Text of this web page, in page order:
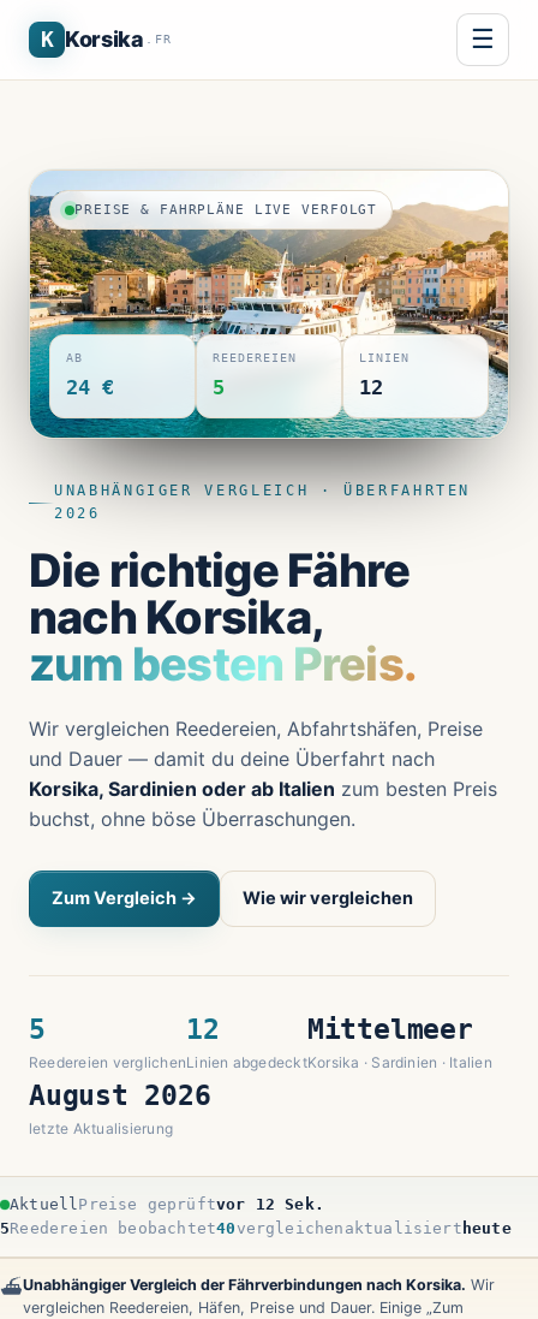
K Korsika .FR ☰
UNABHÄNGIGER VERGLEICH · ÜBERFAHRTEN
2026
Die richtige Fähre
nach Korsika,
zum besten Preis.
Wir vergleichen Reedereien, Abfahrtshäfen, Preise
und Dauer — damit du deine Überfahrt nach
Korsika, Sardinien oder ab Italien zum besten Preis
buchst, ohne böse Überraschungen.
Zum Vergleich → Wie wir vergleichen
5
Reedereien verglichen
12
Linien abgedeckt
Mittelmeer
Korsika · Sardinien · Italien
August 2026
letzte Aktualisierung
PREISE & FAHRPLÄNE LIVE VERFOLGT
AB
24 €
REEDEREIEN
5
LINIEN
12
AktuellPreise geprüftvor 14 Sek.
5Reedereien beobachtet40vergleichen aktualisiert heute
⛴️Unabhängiger Vergleich der Fährverbindungen nach Korsika. Wir
vergleichen Reedereien, Häfen, Preise und Dauer. Einige „Zum